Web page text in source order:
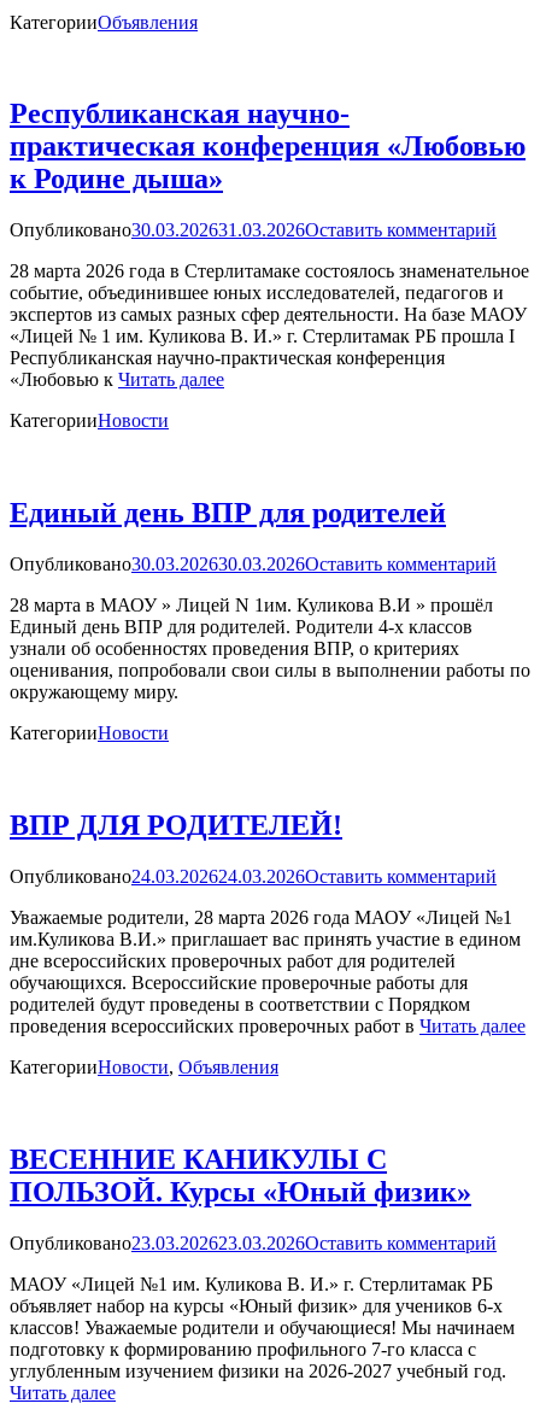
КатегорииОбъявления
Республиканская научно-
практическая конференция «Любовью
к Родине дыша»
Опубликовано30.03.202631.03.2026Оставить комментарий
28 марта 2026 года в Стерлитамаке состоялось знаменательное
событие, объединившее юных исследователей, педагогов и
экспертов из самых разных сфер деятельности. На базе МАОУ
«Лицей № 1 им. Куликова В. И.» г. Стерлитамак РБ прошла I
Республиканская научно-практическая конференция
«Любовью к Читать далее
КатегорииНовости
Единый день ВПР для родителей
Опубликовано30.03.202630.03.2026Оставить комментарий
28 марта в МАОУ » Лицей N 1им. Куликова В.И » прошёл
Единый день ВПР для родителей. Родители 4-х классов
узнали об особенностях проведения ВПР, о критериях
оценивания, попробовали свои силы в выполнении работы по
окружающему миру.
КатегорииНовости
ВПР ДЛЯ РОДИТЕЛЕЙ!
Опубликовано24.03.202624.03.2026Оставить комментарий
Уважаемые родители, 28 марта 2026 года МАОУ «Лицей №1
им.Куликова В.И.» приглашает вас принять участие в едином
дне всероссийских проверочных работ для родителей
обучающихся. Всероссийские проверочные работы для
родителей будут проведены в соответствии с Порядком
проведения всероссийских проверочных работ в Читать далее
КатегорииНовости, Объявления
ВЕСЕННИЕ КАНИКУЛЫ С
ПОЛЬЗОЙ. Курсы «Юный физик»
Опубликовано23.03.202623.03.2026Оставить комментарий
МАОУ «Лицей №1 им. Куликова В. И.» г. Стерлитамак РБ
объявляет набор на курсы «Юный физик» для учеников 6-х
классов! Уважаемые родители и обучающиеся! Мы начинаем
подготовку к формированию профильного 7-го класса с
углубленным изучением физики на 2026-2027 учебный год.
Читать далее